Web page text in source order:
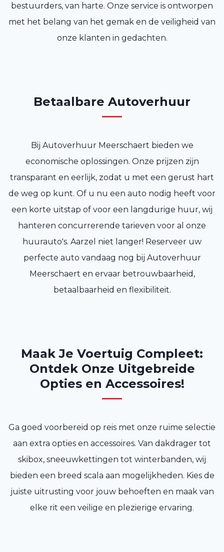
bestuurders, van harte. Onze service is ontworpen
met het belang van het gemak en de veiligheid van
onze klanten in gedachten.
Betaalbare Autoverhuur
Bij Autoverhuur Meerschaert bieden we
economische oplossingen. Onze prijzen zijn
transparant en eerlijk, zodat u met een gerust hart
de weg op kunt. Of u nu een auto nodig heeft voor
een korte uitstap of voor een langdurige huur, wij
hanteren concurrerende tarieven voor al onze
huurauto's. Aarzel niet langer! Reserveer uw
perfecte auto vandaag nog bij Autoverhuur
Meerschaert en ervaar betrouwbaarheid,
betaalbaarheid en flexibiliteit.
Maak Je Voertuig Compleet:
Ontdek Onze Uitgebreide
Opties en Accessoires!
Ga goed voorbereid op reis met onze ruime selectie
aan extra opties en accessoires. Van dakdrager tot
skibox, sneeuwkettingen tot winterbanden, wij
bieden een breed scala aan mogelijkheden. Kies de
juiste uitrusting voor jouw behoeften en maak van
elke rit een veilige en plezierige ervaring.